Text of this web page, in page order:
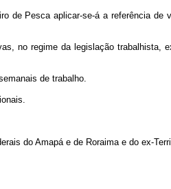
de Pesca aplicar-se-á a referência de
no regime da legislação trabalhista,
de trabalho.
do Amapá e de Roraima e do ex-